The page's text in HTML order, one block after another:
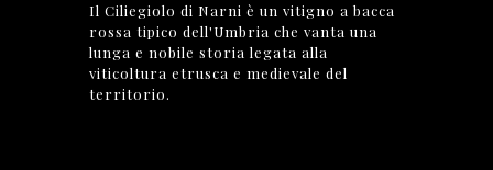
Il Ciliegiolo di Narni è un vitigno a bacca
rossa tipico dell'Umbria che vanta una
lunga e nobile storia legata alla
viticoltura etrusca e medievale del
territorio.